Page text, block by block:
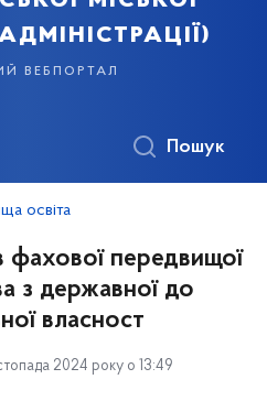
вебпортал
Пошук
освіта
фахової передвищої
з державної до
власност
2024 року о 13:49